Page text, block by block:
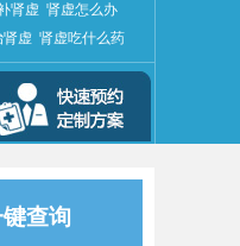
肾虚 肾虚怎么办
肾虚 肾虚吃什么药
查询